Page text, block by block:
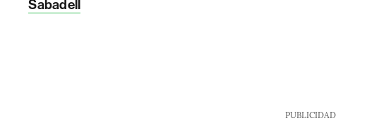
Sabadell
PUBLICIDAD